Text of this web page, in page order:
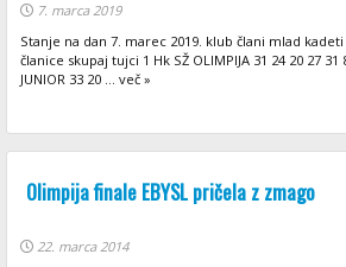
7. marca 2019
Stanje na dan 7. marec 2019. klub člani mlad
članice skupaj tujci 1 Hk SŽ OLIMPIJA 31 24 20 27 31
JUNIOR 33 20 ... več »
Olimpija finale EBYSL pričela z zmago
22. marca 2014